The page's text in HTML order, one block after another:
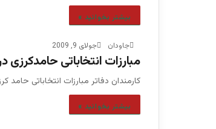
بیشتر بخوانید »
جاودان جولای 9, 2009
مبارزات انتخاباتى
کارمندان دفاتر مبارزات انتخاباتى
بیشتر بخوانید »